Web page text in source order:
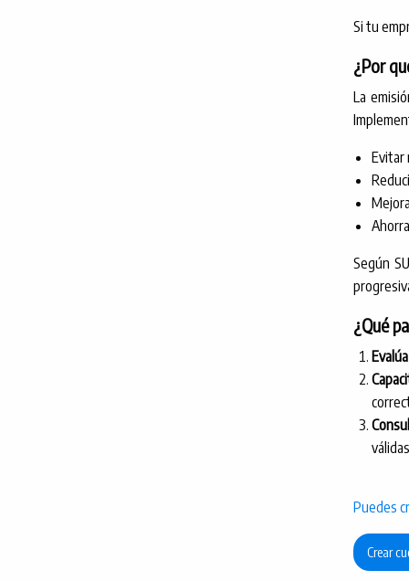
Si tu
¿Por
La
Evitar
Según
¿Qué
Puedes
Crear